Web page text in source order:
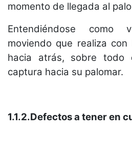
momento de llegada al
Entendiéndose como
moviendo que realiza
hacia atrás, sobre todo
captura hacia su palomar.
1.1.2.Defectos a tener en